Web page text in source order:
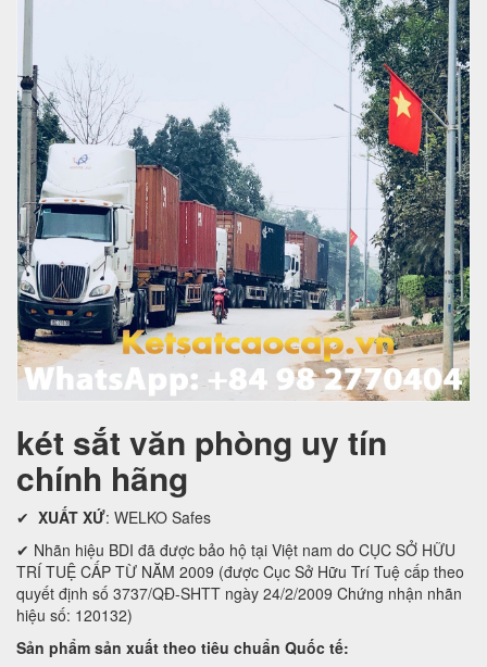
két sắt văn phòng uy tín
chính hãng
✔ XUẤT XỨ: WELKO Safes
✔ Nhãn hiệu BDI đã được bảo hộ tại Việt nam do CỤC SỞ HỮU
TRÍ TUỆ CẤP TỪ NĂM 2009 (được Cục Sở Hữu Trí Tuệ cấp theo
quyết định số 3737/QĐ-SHTT ngày 24/2/2009 Chứng nhận nhãn
hiệu số: 120132)
Sản phẩm sản xuất theo tiêu chuẩn Quốc tế: